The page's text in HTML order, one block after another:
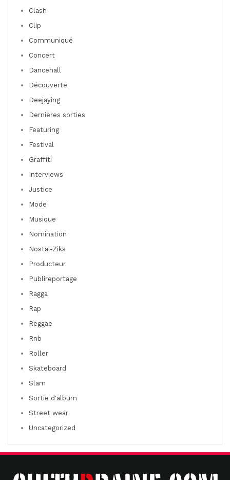
Clash
Clip
Communiqué
Concert
Dancehall
Découverte
Deejaying
Dernières sorties
Featuring
Festival
Graffiti
Interviews
Justice
Mode
Musique
Nomination
Nostal-Ziks
Producteur
Publireportage
Ragga
Rap
Reggae
Rnb
Roller
Skateboard
Slam
Sortie d'album
Street wear
Uncategorized